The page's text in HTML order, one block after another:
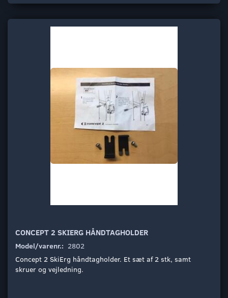
CONCEPT 2 SKIERG HÅNDTAGHOLDER
Model/varenr.: 2802
Concept 2 SkiErg håndtagholder. Et sæt af 2 stk, samt
skruer og vejledning.